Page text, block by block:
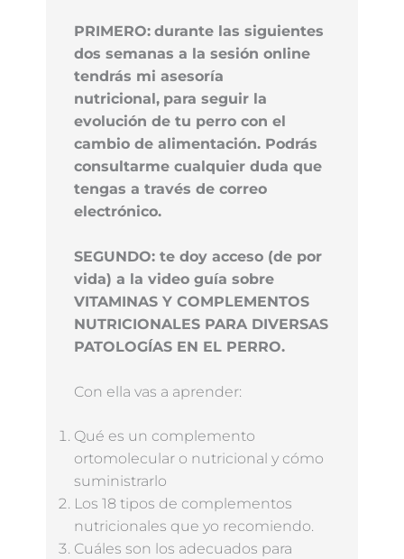
PRIMERO: durante las siguientes
dos semanas a la sesión online
tendrás mi asesoría
nutricional, para seguir la
evolución de tu perro con el
cambio de alimentación. Podrás
consultarme cualquier duda que
tengas a través de correo
electrónico.
SEGUNDO: te doy acceso (de por
vida) a la video guía sobre
VITAMINAS Y COMPLEMENTOS
NUTRICIONALES PARA DIVERSAS
PATOLOGÍAS EN EL PERRO.
Con ella vas a aprender:
Qué es un complemento
ortomolecular o nutricional y cómo
suministrarlo
Los 18 tipos de complementos
nutricionales que yo recomiendo.
Cuáles son los adecuados para